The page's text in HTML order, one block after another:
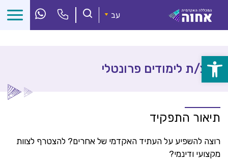
פתח
סרגל
נגישות
התוכן
עב
יועצ/ת לימודים פרונטלי
תיאור התפקיד
רוצה להשפיע על העתיד האקדמי של אחרים? להצטרף לצוות
מקצועי ודינמי?